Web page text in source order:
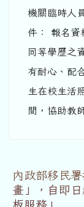
機關臨時人
件： 報名資
同等學歷之
有耐心、配
生在校生活
間，協助教
內政部移民
畫」，自即
板服務」